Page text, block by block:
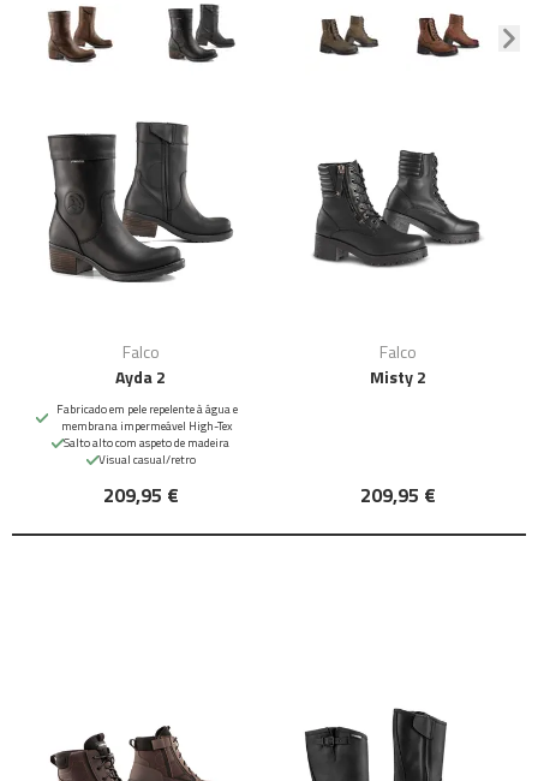
Falco
Ayda 2
Fabricado em pele repelente à água e
membrana impermeável High-Tex
Salto alto com aspeto de madeira
Visual casual/retro
209,95 €
Falco
Misty 2
209,95 €